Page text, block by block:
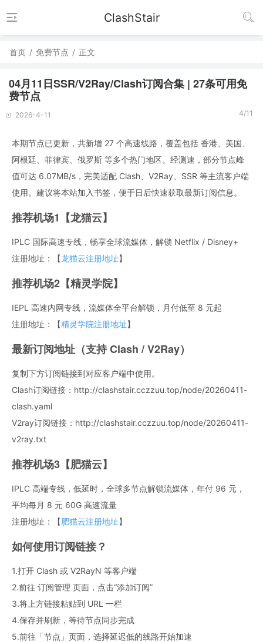
ClashStair
首页 / 免费节点 / 正文
04月11日SSR/V2Ray/Clash订阅合集 | 27条可用免
费节点
2026-4-11 4/11
本期节点已更新，共新增 27 个高速线路，覆盖包括 香港、美国、
阿根廷、菲律宾、俄罗斯 等多个热门地区。经测速，部分节点峰
值可达 6.07MB/s，完美适配 Clash、V2Ray、SSR 等主流客户端
使用。建议将本站加入书签，便于日后快速获取最新订阅信息。
推荐机场1【龙猫云】
IPLC 国际高速专线，畅享全球流媒体，解锁 Netflix / Disney+
注册地址：【龙猫云注册地址】
推荐机场2【精灵学院】
IEPL 高速内网专线，流媒体全平台解锁，月付低至 8 元起
注册地址：【精灵学院注册地址】
最新订阅地址（支持 Clash / V2Ray）
复制下方订阅链接到对应客户端中使用。
Clash订阅链接：http://clashstair.cczzuu.top/node/20260411-
clash.yaml
V2ray订阅链接：http://clashstair.cczzuu.top/node/20260411-
v2ray.txt
推荐机场3【肥猫云】
IPLC 高端专线，低延时，全球多节点解锁流媒体，年付 96 元，
平均每月 8 元 60G 高速流量
注册地址：【肥猫云注册地址】
如何使用订阅链接？
1.打开 Clash 或 V2RayN 等客户端
2.前往 订阅管理 页面，点击“添加订阅”
3.将上方链接粘贴到 URL 一栏
4.保存并刷新，等待节点同步完成
5.前往「节点」页面，选择延迟低的线路开始加速